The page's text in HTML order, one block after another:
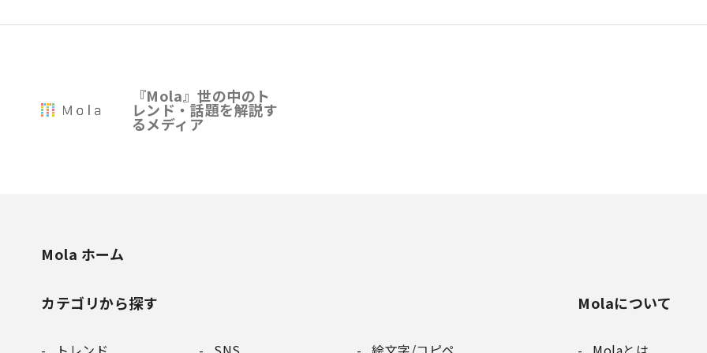
『Mola』世の中のト
レンド・話題を解説す
るメディア
Mola ホーム
カテゴリから探す Molaについて